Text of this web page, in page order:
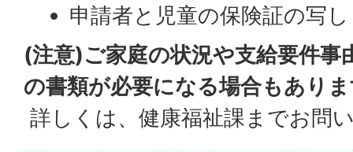
申請者と児童の保険証の写し
(注意)ご家庭の状況や支給要件事
の書類が必要になる場合もあり
詳しくは、健康福祉課までお問